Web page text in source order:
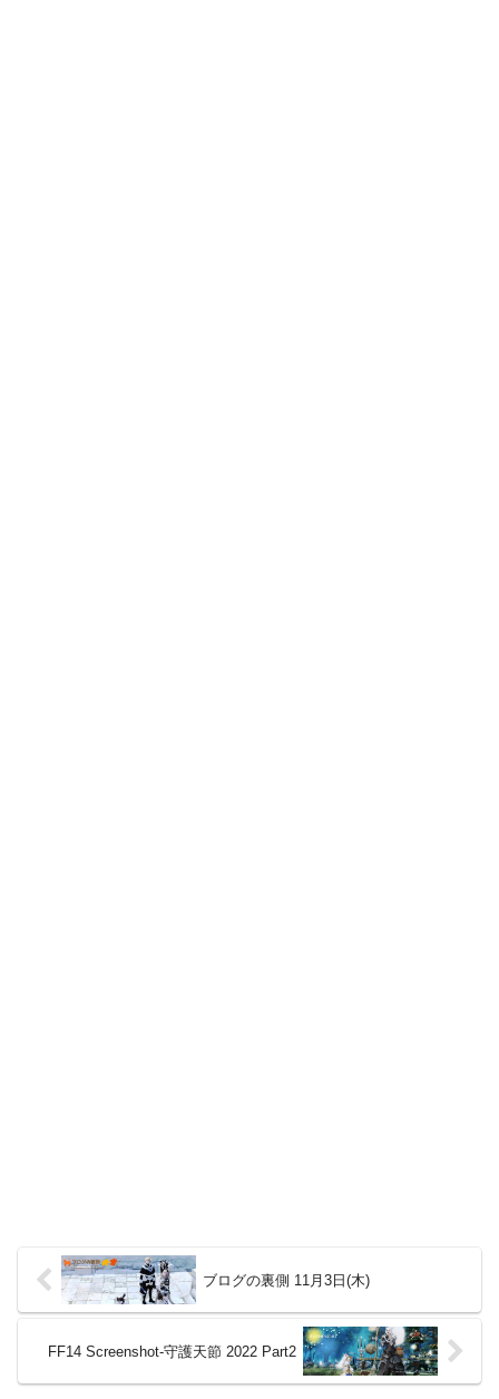
ブログの裏側 11月3日(木)
FF14 Screenshot-守護天節 2022 Part2